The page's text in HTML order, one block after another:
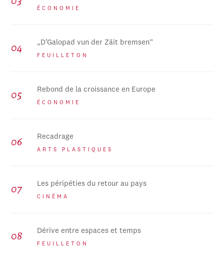
ÉCONOMIE
„D’Galopad vun der Zäit bremsen“
FEUILLETON
Rebond de la croissance en Europe
ÉCONOMIE
Recadrage
ARTS PLASTIQUES
Les péripéties du retour au pays
CINÉMA
Dérive entre espaces et temps
FEUILLETON